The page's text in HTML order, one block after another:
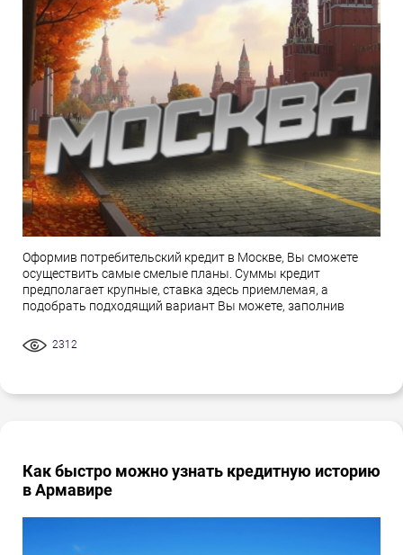
Оформив потребительский кредит в Москве, Вы сможете
осуществить самые смелые планы. Суммы кредит
предполагает крупные, ставка здесь приемлемая, а
подобрать подходящий вариант Вы можете, заполнив
2312
Как быстро можно узнать кредитную историю
в Армавире